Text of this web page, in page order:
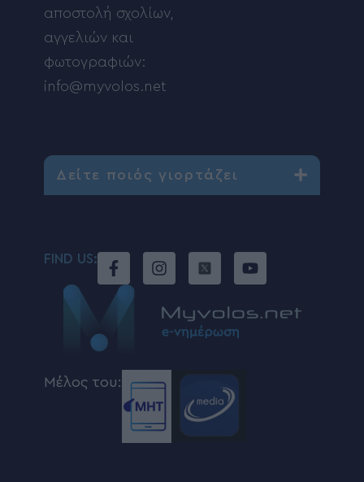
αποστολή σχολίων,
αγγελιών και
φωτογραφιών:
info@myvolos.net
Δείτε ποιός γιορτάζει
FIND US:
Μέλος του: